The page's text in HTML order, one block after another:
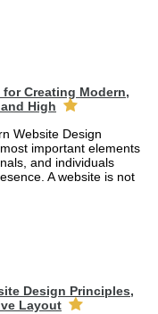
Creating Modern,
High
Website Design
important elements
and individuals
A website is not
Design Principles,
Layout